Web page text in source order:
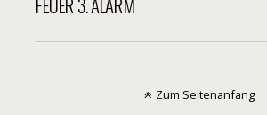
Zum Seitenanfang